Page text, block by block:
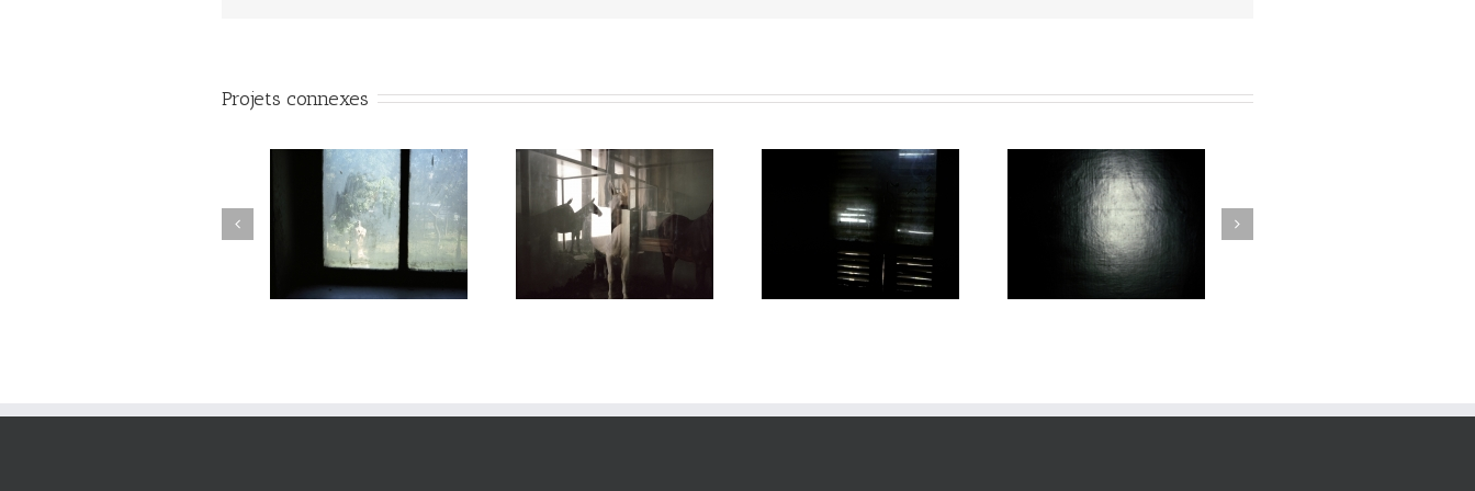
Projets connexes
Passage #016 Passage #015 Passage #014 Passage #013